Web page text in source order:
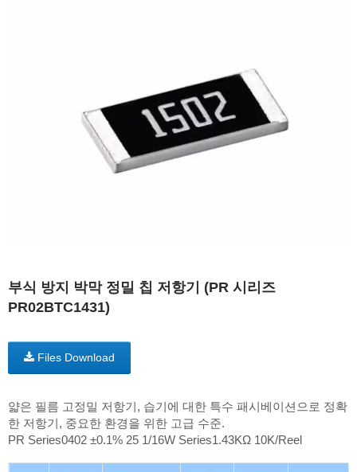
부식 방지 박막 정밀 칩 저항기 (PR 시리즈
PR02BTC1431)
Files Download
얇은 필름 고정밀 저항기, 습기에 대한 특수 패시베이션으로 정확
한 저항기, 중요한 환경을 위한 고급 수준.
PR Series0402 ±0.1% 25 1/16W Series1.43KΩ 10K/Reel